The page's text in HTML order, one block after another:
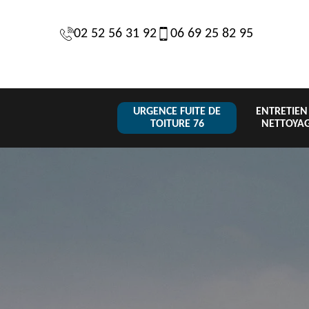
02 52 56 31 92 06 69 25 82 95
URGENCE FUITE DE
TOITURE 76
de